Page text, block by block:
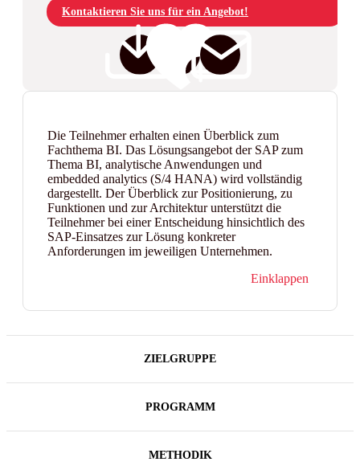
Kontaktieren Sie uns für ein Angebot!
Die Teilnehmer erhalten einen Überblick zum
Fachthema BI. Das Lösungsangebot der SAP zum
Thema BI, analytische Anwendungen und
embedded analytics (S/4 HANA) wird vollständig
dargestellt. Der Überblick zur Positionierung, zu
Funktionen und zur Architektur unterstützt die
Teilnehmer bei einer Entscheidung hinsichtlich des
SAP-Einsatzes zur Lösung konkreter
Anforderungen im jeweiligen Unternehmen.
Einklappen
ZIELGRUPPE
PROGRAMM
METHODIK